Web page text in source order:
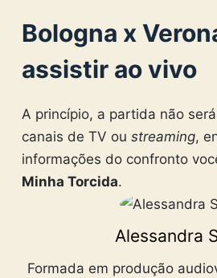
Bologna x
assistir ao vivo
A princípio, a partida não
canais de TV ou streaming,
informações do confronto
Minha Torcida.
Alessandra
Formada em produção